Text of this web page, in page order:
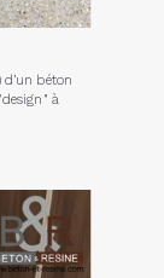
béton
à